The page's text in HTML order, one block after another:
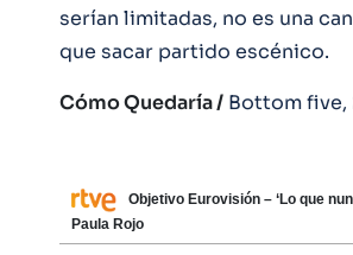
serían limitadas, no es una
que sacar partido escénico.
Cómo Quedaría / Bottom five,
Objetivo Eurovisión – ‘Lo que
Paula Rojo